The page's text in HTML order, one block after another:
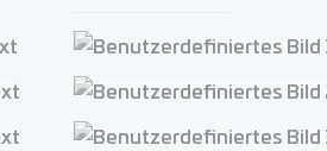
Benutzerdefiniertes Bild 1
Benutzerdefiniertes Bild 2